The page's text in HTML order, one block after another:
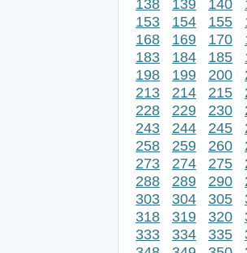
138 139 140
153
154 155
168
169 170
183
184 185
198
199 200
213
214 215
228
229 230
243
244 245
258
259 260
273
274 275
288
289 290
303
304 305
318
319 320
333
334 335